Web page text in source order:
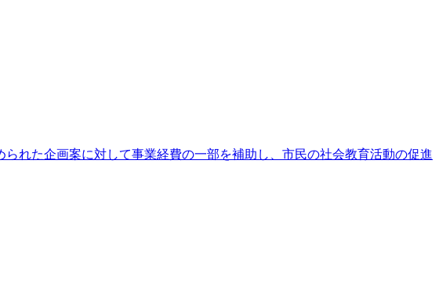
れた企画案に対して事業経費の一部を補助し、市民の社会教育活動の促進